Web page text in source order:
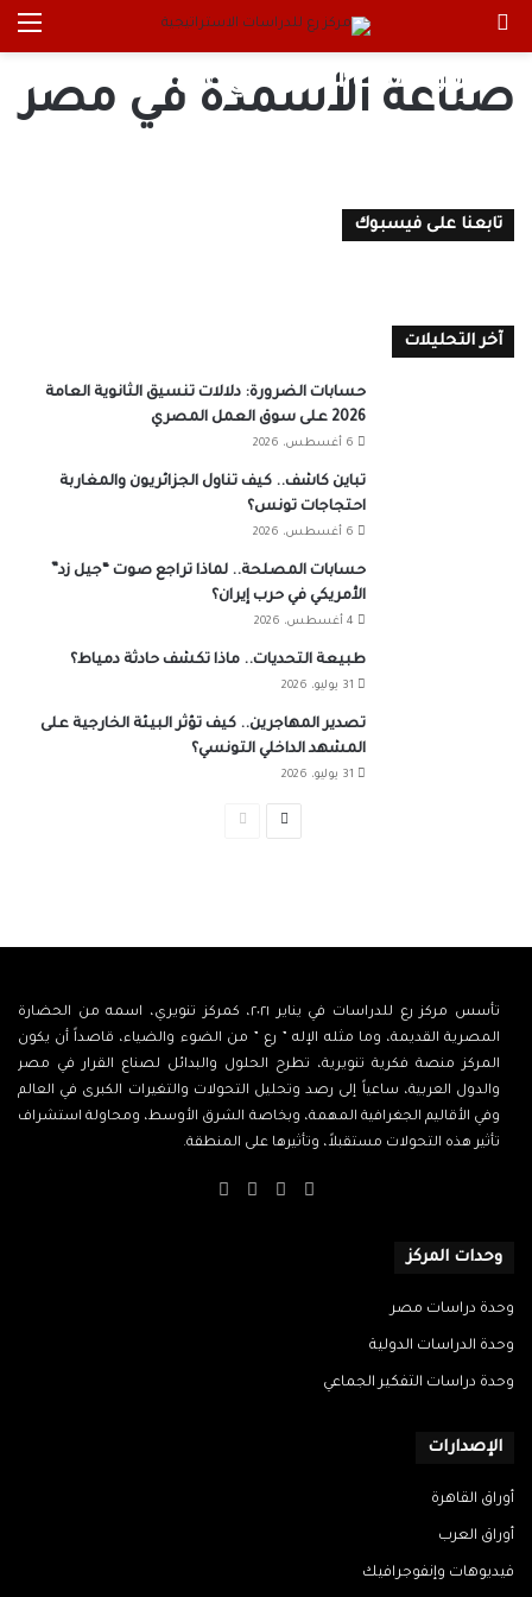
صناعة الأسمدة في مصر
الجغرافيا الاقتصادية: هل يؤثر
الفوسفات الموريتاني على صناعة
الأسمدة فى مصر؟
تابعنا على فيسبوك
آخر التحليلات
حسابات الضرورة: دلالات تنسيق الثانوية العامة
2026 على سوق العمل المصري
6 أغسطس، 2026
تباين كاشف.. كيف تناول الجزائريون والمغاربة
احتجاجات تونس؟
6 أغسطس، 2026
حسابات المصلحة.. لماذا تراجع صوت “جيل زد”
الأمريكي في حرب إيران؟
4 أغسطس، 2026
طبيعة التحديات.. ماذا تكشف حادثة دمياط؟
31 يوليو، 2026
تصدير المهاجرين.. كيف تؤثر البيئة الخارجية على
المشهد الداخلي التونسي؟
31 يوليو، 2026
الصفحة
تأسس مركز رع للدراسات في يناير ٢٠٢١، كمركز تنويري، اسمه من الحضارة
المصرية القديمة، وما مثله الإله ” رع ” من الضوء والضياء، قاصداً أن يكون
المركز منصة فكرية تنويرية، تطرح الحلول والبدائل لصناع القرار في مصر
والدول العربية، ساعياً إلى رصد وتحليل التحولات والتغيرات الكبرى في العالم
وفي الأقاليم الجغرافية المهمة، وبخاصة الشرق الأوسط، ومحاولة استشراف
تأثير هذه التحولات مستقبلاً، وتأثيرها على المنطقة.
فيسبوك
‫X
‫YouTube
وحدات المركز
وحدة دراسات مصر
وحدة الدراسات الدولية
وحدة دراسات التفكير الجماعي
الإصدارات
أوراق القاهرة
أوراق العرب
فيديوهات وإنفوجرافيك